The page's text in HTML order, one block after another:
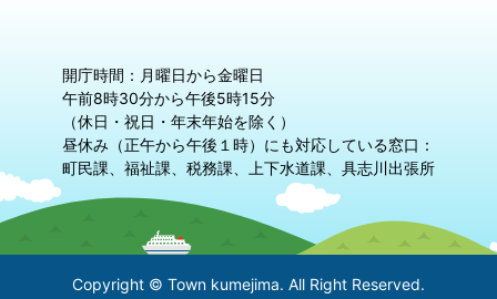
開庁時間：月曜日から金曜日
午前8時30分から午後5時15分
（休日・祝日・年末年始を除く）
昼休み（正午から午後１時）にも対応している窓口：
町民課、福祉課、税務課、上下水道課、具志川出張所
Copyright © Town kumejima. All Right Reserved.